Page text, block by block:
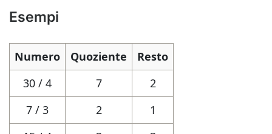
Esempi
Numero Quoziente
Resto
30 / 4
7
2
7 / 3
2
1